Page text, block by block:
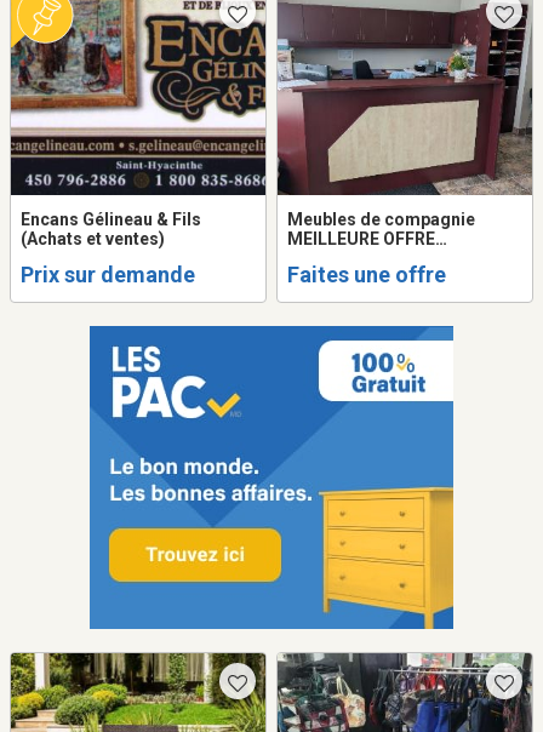
Encans Gélineau & Fils
(Achats et ventes)
Prix sur demande
Meubles de compagnie
MEILLEURE OFFRE
Faites une offre